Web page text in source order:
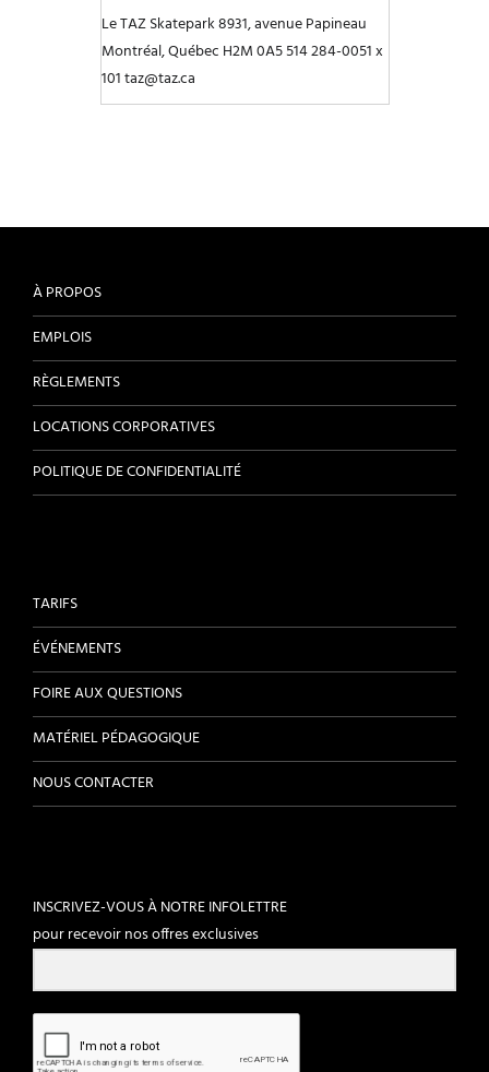
Le TAZ Skatepark8931, avenue Papineau
Montréal, Québec H2M 0A5514 284-0051 x
101taz@taz.ca
À PROPOS
EMPLOIS
RÈGLEMENTS
LOCATIONS CORPORATIVES
POLITIQUE DE CONFIDENTIALITÉ
TARIFS
ÉVÉNEMENTS
FOIRE AUX QUESTIONS
MATÉRIEL PÉDAGOGIQUE
NOUS CONTACTER
INSCRIVEZ-VOUS À NOTRE INFOLETTRE
pour recevoir nos offres exclusives